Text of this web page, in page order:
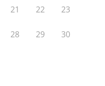
21 22 23
28 29 30